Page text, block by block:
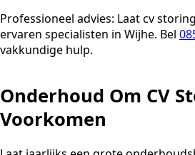
Professioneel advies: Laat cv
ervaren specialisten in Wijhe. Bel
vakkundige hulp.
Onderhoud Om CV
Voorkomen